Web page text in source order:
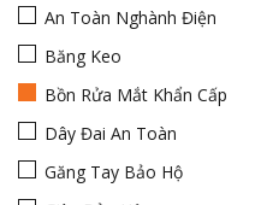
An Toàn Nghành Điện
Băng Keo
Bồn Rửa Mắt Khẩn Cấp
Dây Đai An Toàn
Găng Tay Bảo Hộ